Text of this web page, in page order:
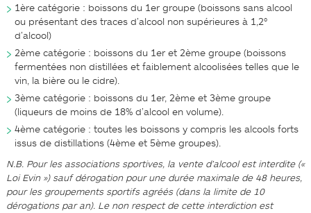
1ère catégorie : boissons du 1er groupe (boissons sans alcool
ou présentant des traces d’alcool non supérieures à 1,2°
d’alcool)
2ème catégorie : boissons du 1er et 2ème groupe (boissons
fermentées non distillées et faiblement alcoolisées telles que le
vin, la bière ou le cidre).
3ème catégorie : boissons du 1er, 2ème et 3ème groupe
(liqueurs de moins de 18% d’alcool en volume).
4ème catégorie : toutes les boissons y compris les alcools forts
issus de distillations (4ème et 5ème groupes).
N.B. Pour les associations sportives, la vente d’alcool est interdite («
Loi Evin ») sauf dérogation pour une durée maximale de 48 heures,
pour les groupements sportifs agréés (dans la limite de 10
dérogations par an). Le non respect de cette interdiction est